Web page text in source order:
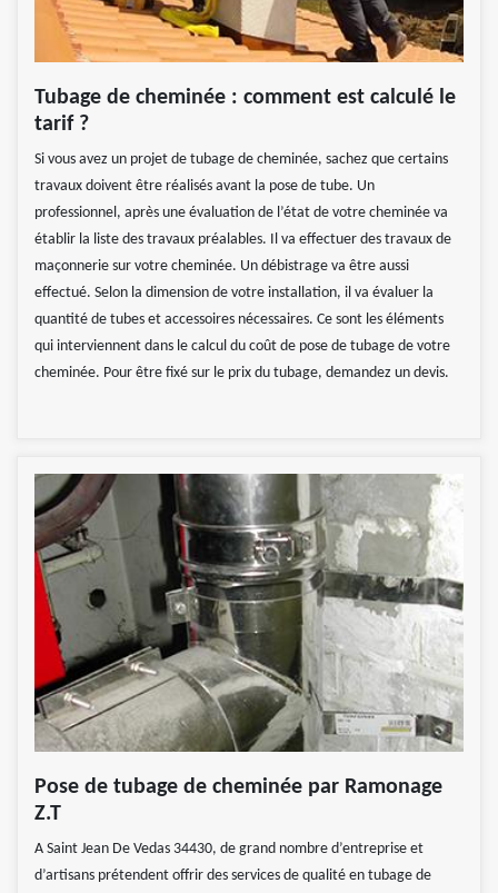
Tubage de cheminée : comment est calculé le
tarif ?
Si vous avez un projet de tubage de cheminée, sachez que certains
travaux doivent être réalisés avant la pose de tube. Un
professionnel, après une évaluation de l’état de votre cheminée va
établir la liste des travaux préalables. Il va effectuer des travaux de
maçonnerie sur votre cheminée. Un débistrage va être aussi
effectué. Selon la dimension de votre installation, il va évaluer la
quantité de tubes et accessoires nécessaires. Ce sont les éléments
qui interviennent dans le calcul du coût de pose de tubage de votre
cheminée. Pour être fixé sur le prix du tubage, demandez un devis.
Pose de tubage de cheminée par Ramonage
Z.T
A Saint Jean De Vedas 34430, de grand nombre d’entreprise et
d’artisans prétendent offrir des services de qualité en tubage de